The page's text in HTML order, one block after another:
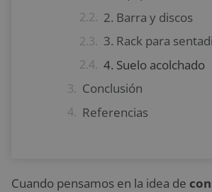
2. Barra y discos
3. Rack para
4. Suelo acolchado
Conclusión
Referencias
Cuando pensamos en la idea de